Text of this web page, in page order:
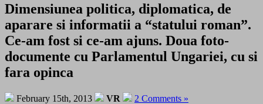
Dimensiunea politica, diplomatica, de
aparare si informatii a “statului roman”.
Ce-am fost si ce-am ajuns. Doua foto-
documente cu Parlamentul Ungariei, cu si
fara opinca
February 15th, 2013 VR 2 Comments »